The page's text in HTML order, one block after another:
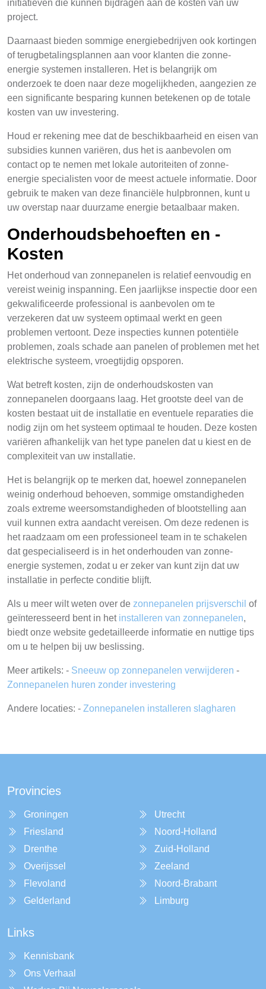
initiatieven die kunnen bijdragen aan de kosten van uw
project.
Daarnaast bieden sommige energiebedrijven ook kortingen
of terugbetalingsplannen aan voor klanten die zonne-
energie systemen installeren. Het is belangrijk om
onderzoek te doen naar deze mogelijkheden, aangezien ze
een significante besparing kunnen betekenen op de totale
kosten van uw investering.
Houd er rekening mee dat de beschikbaarheid en eisen van
subsidies kunnen variëren, dus het is aanbevolen om
contact op te nemen met lokale autoriteiten of zonne-
energie specialisten voor de meest actuele informatie. Door
gebruik te maken van deze financiële hulpbronnen, kunt u
uw overstap naar duurzame energie betaalbaar maken.
Onderhoudsbehoeften en -
Kosten
Het onderhoud van zonnepanelen is relatief eenvoudig en
vereist weinig inspanning. Een jaarlijkse inspectie door een
gekwalificeerde professional is aanbevolen om te
verzekeren dat uw systeem optimaal werkt en geen
problemen vertoont. Deze inspecties kunnen potentiële
problemen, zoals schade aan panelen of problemen met het
elektrische systeem, vroegtijdig opsporen.
Wat betreft kosten, zijn de onderhoudskosten van
zonnepanelen doorgaans laag. Het grootste deel van de
kosten bestaat uit de installatie en eventuele reparaties die
nodig zijn om het systeem optimaal te houden. Deze kosten
variëren afhankelijk van het type panelen dat u kiest en de
complexiteit van uw installatie.
Het is belangrijk op te merken dat, hoewel zonnepanelen
weinig onderhoud behoeven, sommige omstandigheden
zoals extreme weersomstandigheden of blootstelling aan
vuil kunnen extra aandacht vereisen. Om deze redenen is
het raadzaam om een professioneel team in te schakelen
dat gespecialiseerd is in het onderhouden van zonne-
energie systemen, zodat u er zeker van kunt zijn dat uw
installatie in perfecte conditie blijft.
Als u meer wilt weten over de zonnepanelen prijsverschil of
geïnteresseerd bent in het installeren van zonnepanelen,
biedt onze website gedetailleerde informatie en nuttige tips
om u te helpen bij uw beslissing.
Meer artikels: - Sneeuw op zonnepanelen verwijderen -
Zonnepanelen huren zonder investering
Andere locaties: - Zonnepanelen installeren slagharen
Provincies
Groningen
Friesland
Drenthe
Overijssel
Flevoland
Gelderland
Utrecht
Noord-Holland
Zuid-Holland
Zeeland
Noord-Brabant
Limburg
Links
Kennisbank
Ons Verhaal